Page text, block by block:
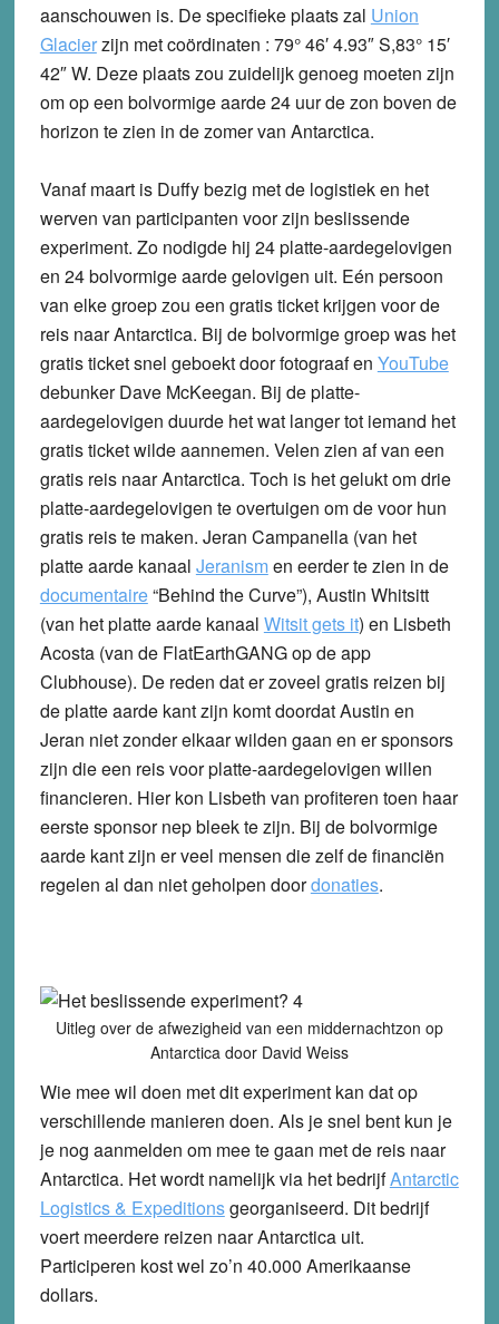
aanschouwen is. De specifieke plaats zal Union
Glacierzijn met coördinaten : 79° 46′ 4.93″ S,83° 15′
42″ W. Deze plaats zou zuidelijk genoeg moeten zijn
om op een bolvormige aarde 24 uur de zon boven de
horizon te zien in de zomer van Antarctica.
Vanaf maart is Duffy bezig met de logistiek en het
werven van participanten voor zijn beslissende
experiment. Zo nodigde hij 24 platte-aardegelovigen
en 24 bolvormige aarde gelovigen uit. Eén persoon
van elke groep zou een gratis ticket krijgen voor de
reis naar Antarctica. Bij de bolvormige groep was het
gratis ticket snel geboekt door fotograaf en YouTube
debunker Dave McKeegan. Bij de platte-
aardegelovigen duurde het wat langer tot iemand het
gratis ticket wilde aannemen. Velen zien af van een
gratis reis naar Antarctica. Toch is het gelukt om drie
platte-aardegelovigen te overtuigen om de voor hun
gratis reis te maken. Jeran Campanella (van het
platte aarde kanaal Jeranismen eerder te zien in de
documentaire“Behind the Curve”), Austin Whitsitt
(van het platte aarde kanaal Witsit gets it) en Lisbeth
Acosta (van de FlatEarthGANG op de app
Clubhouse). De reden dat er zoveel gratis reizen bij
de platte aarde kant zijn komt doordat Austin en
Jeran niet zonder elkaar wilden gaan en er sponsors
zijn die een reis voor platte-aardegelovigen willen
financieren. Hier kon Lisbeth van profiteren toen haar
eerste sponsor nep bleek te zijn. Bij de bolvormige
aarde kant zijn er veel mensen die zelf de financiën
regelen al dan niet geholpen doordonaties.
Uitleg over de afwezigheid van een middernachtzon op
Antarctica door David Weiss
Wie mee wil doen met dit experiment kan dat op
verschillende manieren doen. Als je snel bent kun je
je nog aanmelden om mee te gaan met de reis naar
Antarctica. Het wordt namelijk via het bedrijfAntarctic
Logistics & Expeditionsgeorganiseerd. Dit bedrijf
voert meerdere reizen naar Antarctica uit.
Participeren kost wel zo’n 40.000 Amerikaanse
dollars.